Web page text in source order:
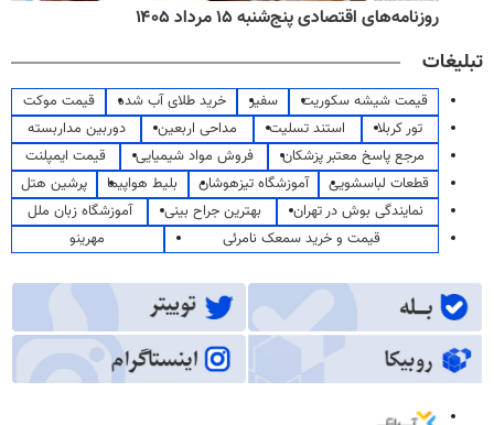
روزنامه‌های اقتصادی پنج‌شنبه ۱۵ مرداد ۱۴۰۵
تبلیغات
قیمت شیشه سکوریت سفیر خرید طلای آب شده
قیمت موکت
تور کربلا
استند تسلیت مداحی اربعین
دوربین مداربسته
مرجع پاسخ معتبر پزشکان
فروش مواد شیمیایی
قیمت ایمپلنت
قطعات لباسشویی
آموزشگاه تیزهوشان بلیط هواپیما
پرشین هتل
نمایندگی بوش در تهران
بهترین جراح بینی
آموزشگاه زبان ملل
قیمت و خرید سمعک نامرئی
مهرینو